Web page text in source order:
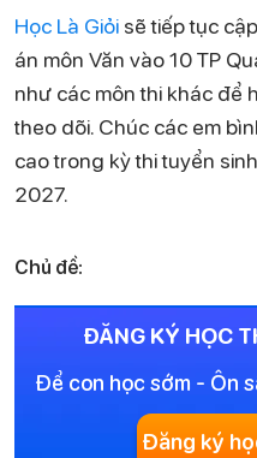
Học Là Giỏi sẽ tiếp tục
án môn Văn vào 10 TP
như các môn thi khác để
theo dõi. Chúc các em
cao trong kỳ thi tuyển
2027.
Chủ đề:
ĐĂNG KÝ HỌC
Để con học sớm - Ôn
Đăng ký